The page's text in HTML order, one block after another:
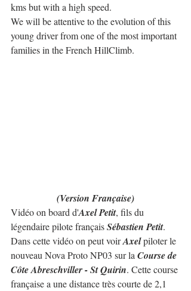
kms but with a high speed.
We will be attentive to the evolution of this
young driver from one of the most important
families in the French HillClimb.
(Version Française)
Vidéo on board d'Axel Petit, fils du
légendaire pilote français Sébastien Petit.
Dans cette vidéo on peut voir Axel piloter le
nouveau Nova Proto NP03 sur la Course de
Côte Abreschviller - St Quirin. Cette course
française a une distance très courte de 2,1